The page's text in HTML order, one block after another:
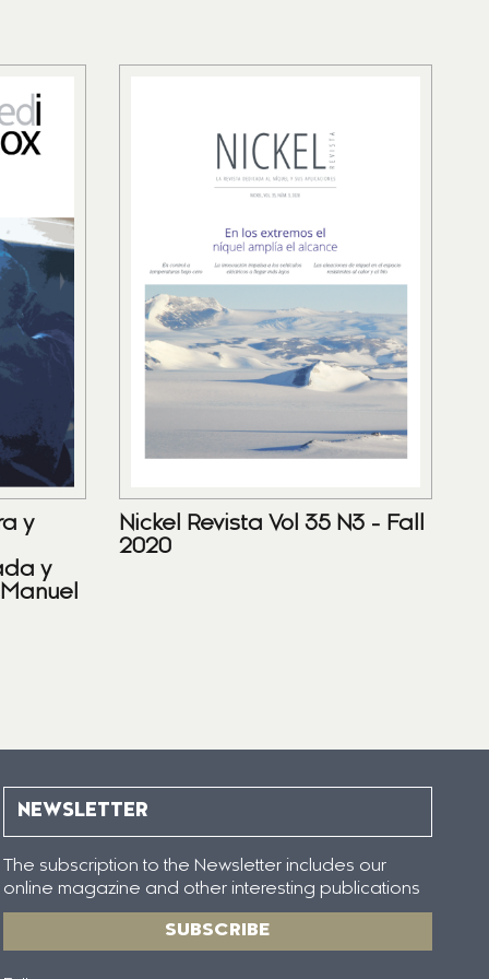
y
y
Nickel Revista Vol 35 N3 - Fall
2020
NEWSLETTER
The subscription to the Newsletter includes our
online magazine and other interesting publications
SUBSCRIBE